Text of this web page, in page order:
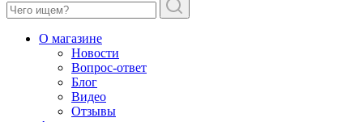
О магазине
Новости
Вопрос-ответ
Блог
Видео
Отзывы